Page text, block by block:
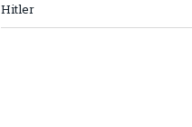
Hitler